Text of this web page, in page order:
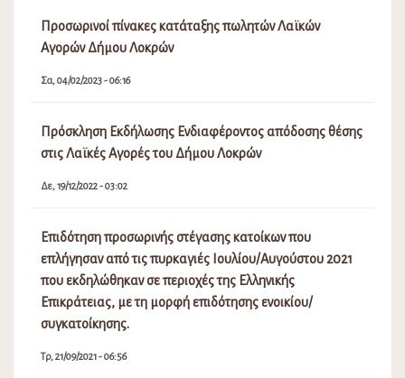
Προσωρινοί πίνακες κατάταξης πωλητών Λαϊκών
Αγορών Δήμου Λοκρών
Σα, 04/02/2023 - 06:16
Πρόσκληση Εκδήλωσης Ενδιαφέροντος απόδοσης θέσης
στις Λαϊκές Αγορές του Δήμου Λοκρών
Δε, 19/12/2022 - 03:02
Επιδότηση προσωρινής στέγασης κατοίκων που
επλήγησαν από τις πυρκαγιές Ιουλίου/Αυγούστου 2021
που εκδηλώθηκαν σε περιοχές της Ελληνικής
Επικράτειας, με τη μορφή επιδότησης ενοικίου/
συγκατοίκησης.
Τρ, 21/09/2021 - 06:56